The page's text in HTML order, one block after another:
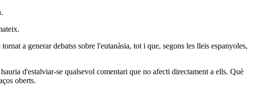
a generar debatss sobre l'eutanàsia, tot i que, segons les lleis espanyoles,
d'estalviar-se qualsevol comentari que no afecti directament a ells. Què
oberts.